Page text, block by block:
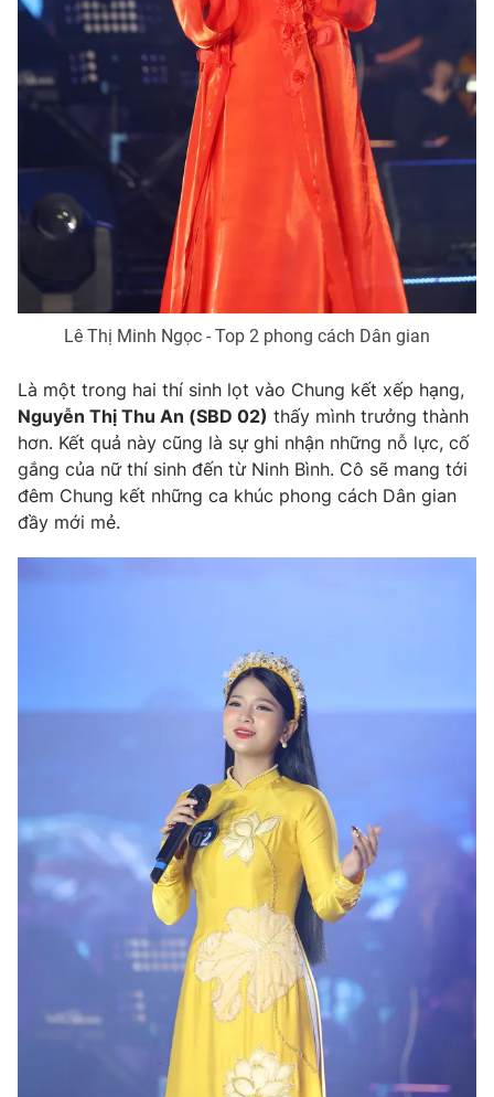
Lê Thị Minh Ngọc - Top 2 phong cách Dân gian
Là một trong hai thí sinh lọt vào Chung kết xếp hạng,
Nguyễn Thị Thu An (SBD 02) thấy mình trưởng thành
hơn. Kết quả này cũng là sự ghi nhận những nỗ lực, cố
gắng của nữ thí sinh đến từ Ninh Bình. Cô sẽ mang tới
đêm Chung kết những ca khúc phong cách Dân gian
đầy mới mẻ.